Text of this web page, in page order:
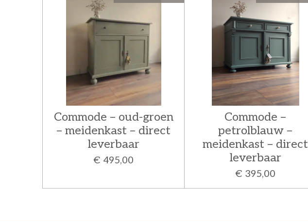
Commode – oud-groen
– meidenkast – direct
leverbaar
€ 495,00
Commode –
petrolblauw –
meidenkast – direct
leverbaar
€ 395,00